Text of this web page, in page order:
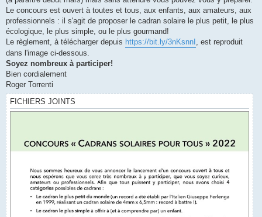
e
Le concours est ouvert à toutes et tous, aux enfants, aux amateurs, aux
professionnels : il s'agit de proposer le cadran solaire le plus petit, le plus
écologique, le plus simple, ou le plus gourmand!
Le règlement, à télécharger depuis https://bit.ly/3nKsnnI , est reproduit
dans l'image ci-dessous.
Soyez nombreux à participer!
Bien cordialement
Roger Torrenti
FICHIERS JOINTS